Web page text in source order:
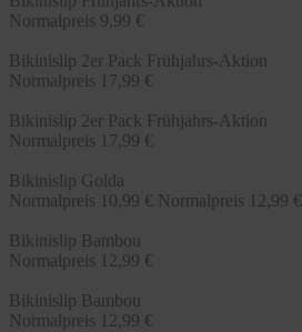
Normalpreis 9,99 €
Bikinislip 2er Pack Frühjahrs-Aktion
Normalpreis 17,99 €
Bikinislip 2er Pack Frühjahrs-Aktion
Normalpreis 17,99 €
Bikinislip Golda
Normalpreis 10,99 € Normalpreis 12,99 €
Bikinislip Bambou
Normalpreis 12,99 €
Bikinislip Bambou
Normalpreis 12,99 €